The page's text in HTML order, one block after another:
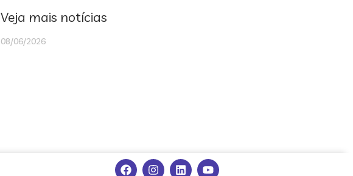
Veja mais notícias
08/06/2026